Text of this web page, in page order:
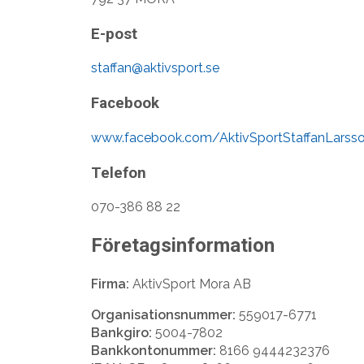
E-post
staffan@aktivsport.se
Facebook
www.facebook.com/
Telefon
070-386 88 22
Företagsinformation
Firma: AktivSport Mora AB
Organisationsnummer: 559017-6771
Bankgiro: 5004-7802
Bankkontonummer: 8166 9444232376